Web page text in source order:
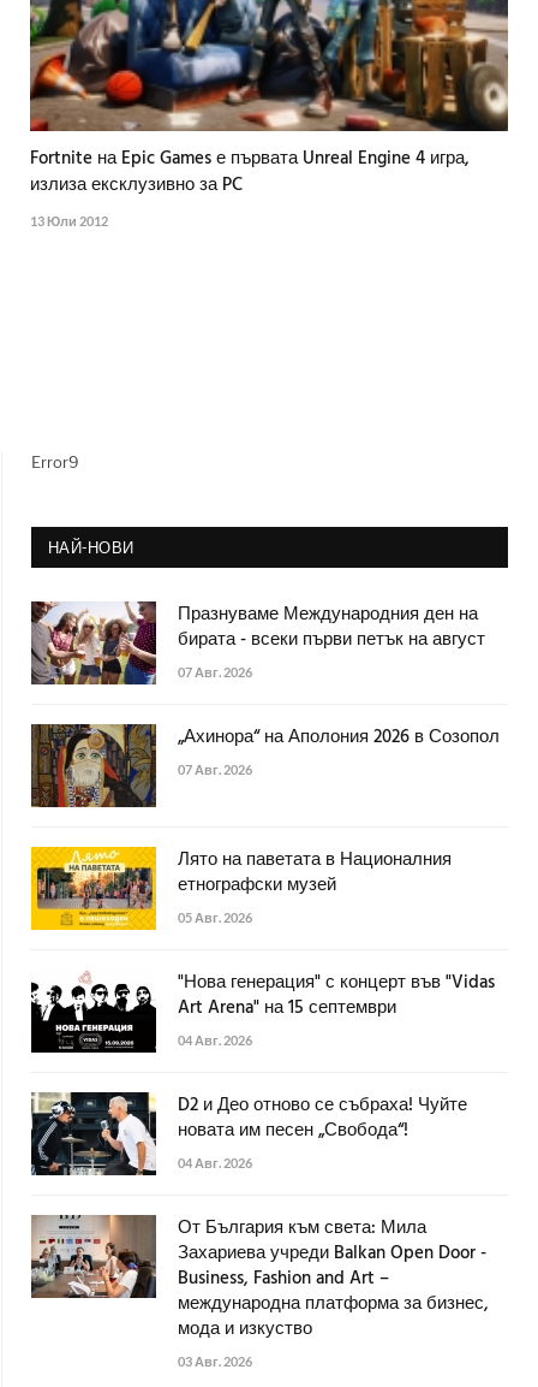
Fortnite на Epic Games е първата Unreal Engine 4 игра,
излиза ексклузивно за PC
13 Юли 2012
Error9
НАЙ-НОВИ
Празнуваме Международния ден на
бирата - всеки първи петък на август
07 Авг. 2026
„Ахинора“ на Аполония 2026 в Созопол
07 Авг. 2026
Лято на паветата в Националния
етнографски музей
05 Авг. 2026
"Нова генерация" с концерт във "Vidas
Art Arena" на 15 септември
04 Авг. 2026
D2 и Део отново се събраха! Чуйте
новата им песен „Свобода“!
04 Авг. 2026
От България към света: Мила
Захариева учреди Balkan Open Door -
Business, Fashion and Art –
международна платформа за бизнес,
мода и изкуство
03 Авг. 2026